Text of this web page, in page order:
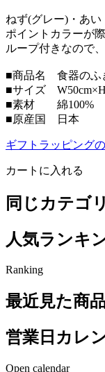
ねず(グレー)・あい
ポイントカラーが
ループ付きなので
■商品名 食器のふ
■サイズ
■素材 綿100%
■原産国 日本
ギフトラッピング
カートに入れる
同じカテゴ
人気ランキ
Ranking
最近見た商
営業日カレ
Open calendar